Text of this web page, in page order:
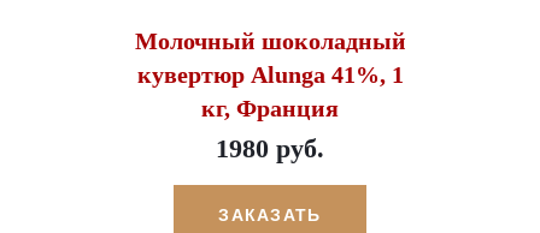
Молочный шоколадный
кувертюр Alunga 41%, 1
кг, Франция
1980 руб.
ЗАКАЗАТЬ